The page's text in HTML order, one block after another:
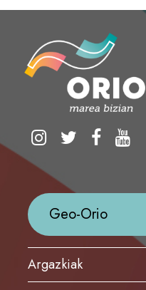
Geo-Orio
Argazkiak